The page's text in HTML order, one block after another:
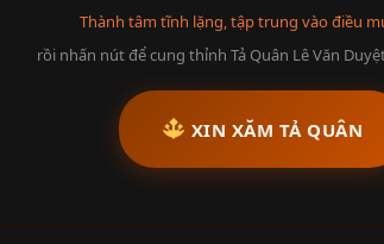
Thành tâm tĩnh lặng, tập trung vào điều
rồi nhấn nút để cung thỉnh Tả Quân Lê Văn
XIN XĂM TẢ QUÂN